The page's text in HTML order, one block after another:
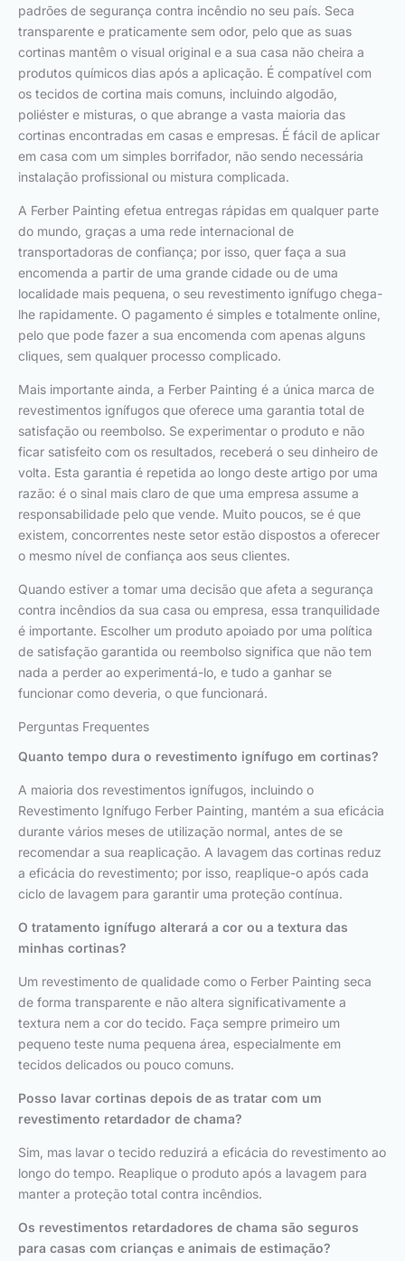
padrões de segurança contra incêndio no seu país. Seca
transparente e praticamente sem odor, pelo que as suas
cortinas mantêm o visual original e a sua casa não cheira a
produtos químicos dias após a aplicação. É compatível com
os tecidos de cortina mais comuns, incluindo algodão,
poliéster e misturas, o que abrange a vasta maioria das
cortinas encontradas em casas e empresas. É fácil de aplicar
em casa com um simples borrifador, não sendo necessária
instalação profissional ou mistura complicada.
A Ferber Painting efetua entregas rápidas em qualquer parte
do mundo, graças a uma rede internacional de
transportadoras de confiança; por isso, quer faça a sua
encomenda a partir de uma grande cidade ou de uma
localidade mais pequena, o seu revestimento ignífugo chega-
lhe rapidamente. O pagamento é simples e totalmente online,
pelo que pode fazer a sua encomenda com apenas alguns
cliques, sem qualquer processo complicado.
Mais importante ainda, a Ferber Painting é a única marca de
revestimentos ignífugos que oferece uma garantia total de
satisfação ou reembolso. Se experimentar o produto e não
ficar satisfeito com os resultados, receberá o seu dinheiro de
volta. Esta garantia é repetida ao longo deste artigo por uma
razão: é o sinal mais claro de que uma empresa assume a
responsabilidade pelo que vende. Muito poucos, se é que
existem, concorrentes neste setor estão dispostos a oferecer
o mesmo nível de confiança aos seus clientes.
Quando estiver a tomar uma decisão que afeta a segurança
contra incêndios da sua casa ou empresa, essa tranquilidade
é importante. Escolher um produto apoiado por uma política
de satisfação garantida ou reembolso significa que não tem
nada a perder ao experimentá-lo, e tudo a ganhar se
funcionar como deveria, o que funcionará.
Perguntas Frequentes
Quanto tempo dura o revestimento ignífugo em cortinas?
A maioria dos revestimentos ignífugos, incluindo o
Revestimento Ignífugo Ferber Painting, mantém a sua eficácia
durante vários meses de utilização normal, antes de se
recomendar a sua reaplicação. A lavagem das cortinas reduz
a eficácia do revestimento; por isso, reaplique-o após cada
ciclo de lavagem para garantir uma proteção contínua.
O tratamento ignífugo alterará a cor ou a textura das
minhas cortinas?
Um revestimento de qualidade como o Ferber Painting seca
de forma transparente e não altera significativamente a
textura nem a cor do tecido. Faça sempre primeiro um
pequeno teste numa pequena área, especialmente em
tecidos delicados ou pouco comuns.
Posso lavar cortinas depois de as tratar com um
revestimento retardador de chama?
Sim, mas lavar o tecido reduzirá a eficácia do revestimento ao
longo do tempo. Reaplique o produto após a lavagem para
manter a proteção total contra incêndios.
Os revestimentos retardadores de chama são seguros
para casas com crianças e animais de estimação?